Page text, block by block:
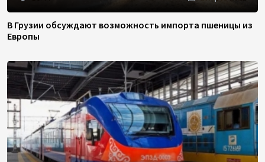
В Грузии обсуждают возможность импорта пшеницы из
Европы